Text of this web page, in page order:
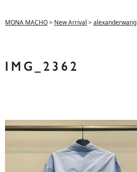
MONA MACHO> New Arrival >alexanderwang
IMG_2362